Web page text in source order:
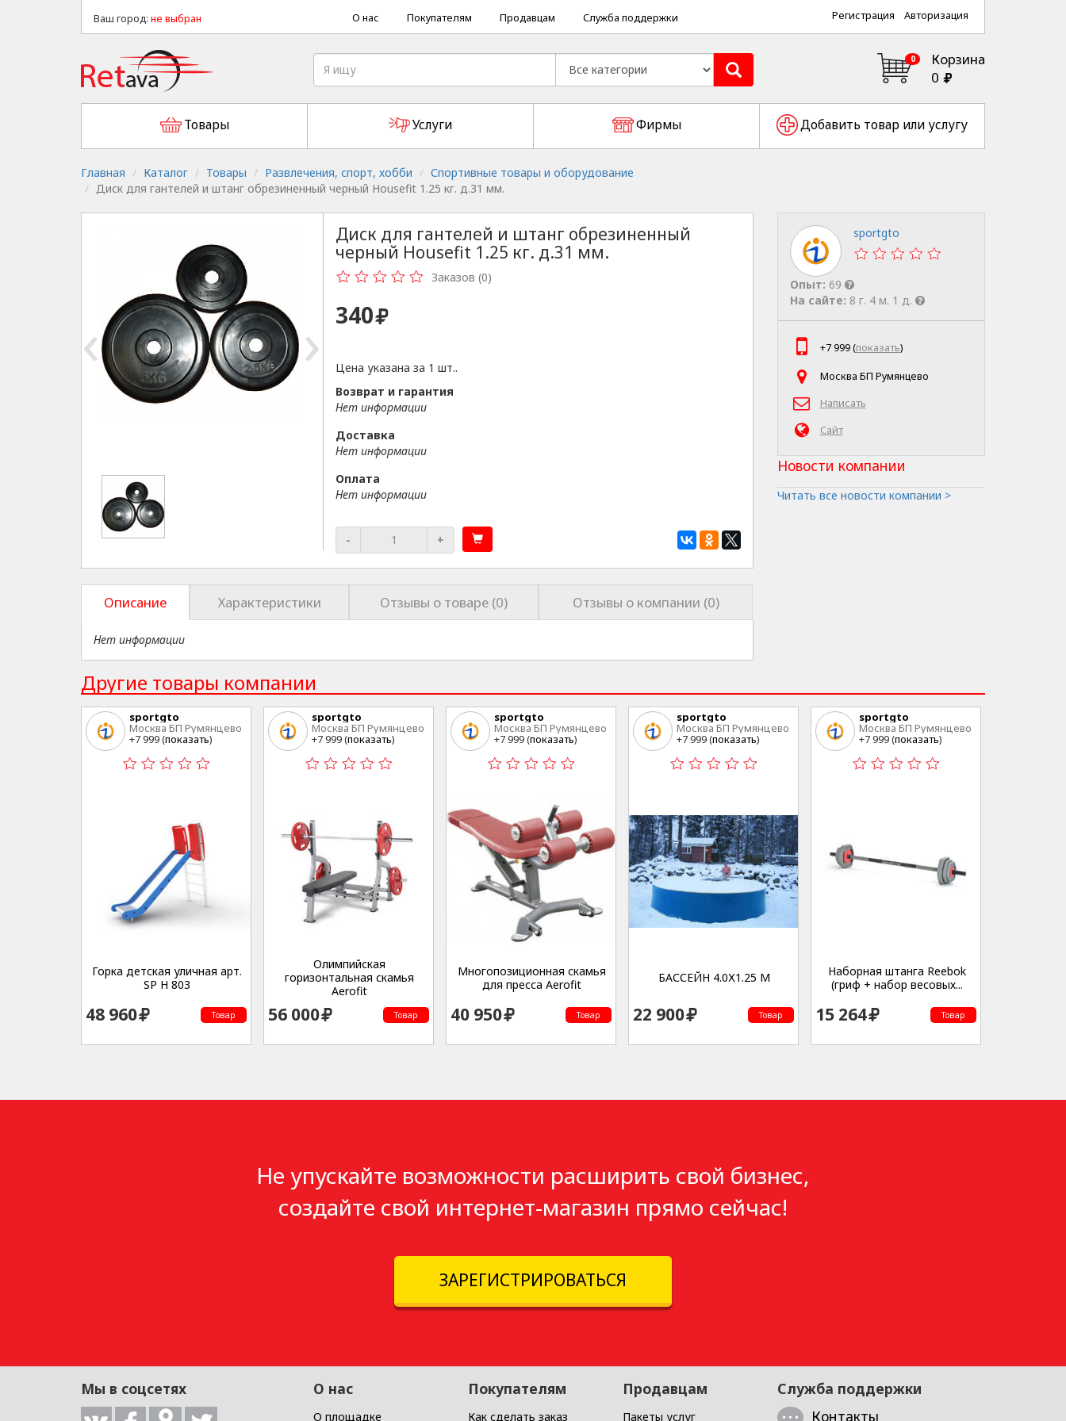
Ваш город: не выбран Регистрация Авторизация
О нас Покупателям Продавцам Служба поддержки
0
Корзина
0
Товары Услуги Фирмы Добавить товар или услугу
Главная Каталог Товары Развлечения, спорт, хобби
Спортивные товары и оборудование
Диск для гантелей и штанг обрезиненный черный Housefit 1.25 кг. д.31 мм.
‹ ›
Диск для гантелей и штанг обрезиненный
черный Housefit 1.25 кг. д.31 мм.
Заказов (0)
340
Цена указана за 1 шт..
Возврат и гарантия
Нет информации
Доставка
Нет информации
Оплата
Нет информации
- +
Описание Характеристики Отзывы о товаре (0) Отзывы о компании (0)
Нет информации
sportgto
Опыт: 69
На сайте: 8 г. 4 м. 1 д.
+7 999 (показать)
Москва БП Румянцево
Написать
Сайт
Новости компании
Читать все новости компании >
Другие товары компании
sportgto
Москва БП Румянцево
+7 999 (показать)
Горка детская уличная арт.
SP H 803
48 960 Товар
sportgto
Москва БП Румянцево
+7 999 (показать)
Олимпийская
горизонтальная скамья
Aerofit
56 000 Товар
sportgto
Москва БП Румянцево
+7 999 (показать)
Многопозиционная скамья
для пресса Aerofit
40 950 Товар
sportgto
Москва БП Румянцево
+7 999 (показать)
БАССЕЙН 4.0Х1.25 М
22 900 Товар
sportgto
Москва БП Румянцево
+7 999 (показать)
Наборная штанга Reebok
(гриф + набор весовых...
15 264 Товар
Не упускайте возможности расширить свой бизнес,
создайте свой интернет-магазин прямо сейчас!
ЗАРЕГИСТРИРОВАТЬСЯ
Мы в соцсетях О нас
О площадке
Покупателям
Как сделать заказ
Продавцам
Пакеты услуг
Служба поддержки
Контакты